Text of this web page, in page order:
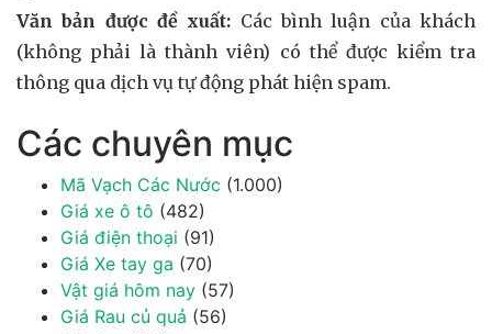
Văn bản được đề xuất: Các bình luận của khách
(không phải là thành viên) có thể được kiểm tra
thông qua dịch vụ tự động phát hiện spam.
Các chuyên mục
Mã Vạch Các Nước (1.000)
Giá xe ô tô (482)
Giá điện thoại (91)
Giá Xe tay ga (70)
Vật giá hôm nay (57)
Giá Rau củ quả (56)